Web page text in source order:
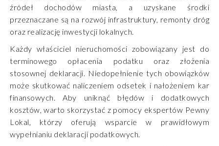
źródeł dochodów miasta, a uzyskane środki
przeznaczane są na rozwój infrastruktury, remonty dróg
oraz realizację inwestycji lokalnych.
Każdy właściciel nieruchomości zobowiązany jest do
terminowego opłacenia podatku oraz złożenia
stosownej deklaracji. Niedopełnienie tych obowiązków
może skutkować naliczeniem odsetek i nałożeniem kar
finansowych. Aby uniknąć błędów i dodatkowych
kosztów, warto skorzystać z pomocy ekspertów Pewny
Lokal, którzy oferują wsparcie w prawidłowym
wypełnianiu deklaracji podatkowych.